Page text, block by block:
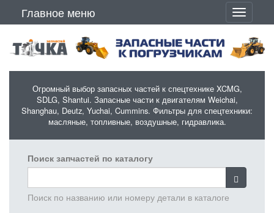
Главное меню
Toggle
Огромный выбор запасных частей к спецтехнике XCMG,
SDLG, Shantui. Запасные части к двигателям Weichai,
Shanghau, Deutz, Yuchai, Cummins. Фильтры для спецтехники:
масляные, топливные, воздушные, гидравлика.
Поиск запчастей по каталогу
Поиск по названию или номеру детали в каталоге